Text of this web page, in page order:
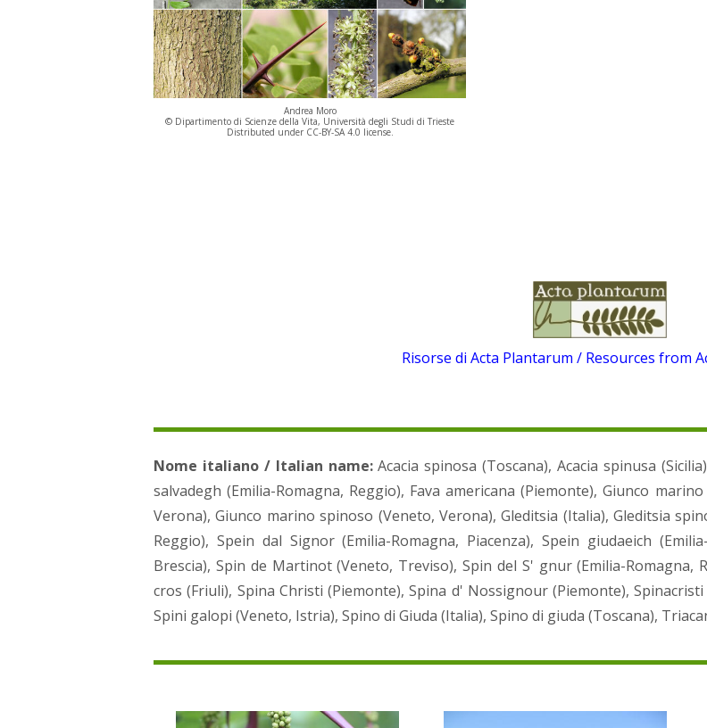
Andrea Moro
© Dipartimento di Scienze della Vita, Università degli Studi di Trieste
Distributed under CC-BY-SA 4.0 license.
Risorse di Acta Plantarum / Resources from
Nome italiano / Italian name:Acacia spinosa (Toscana), Acacia spinusa
salvadegh (Emilia-Romagna, Reggio), Fava americana (Piemonte), Giunco
Verona), Giunco marino spinoso (Veneto, Verona), Gleditsia (Italia), Gleditsia
Reggio), Spein dal Signor (Emilia-Romagna, Piacenza), Spein giudaeich
Brescia), Spin de Martinot (Veneto, Treviso), Spin del S' gnur (Emilia-Romagna,
cros (Friuli), Spina Christi (Piemonte), Spina d' Nossignour (Piemonte),
Spini galopi (Veneto, Istria), Spino di Giuda (Italia), Spino di giuda (Toscana),